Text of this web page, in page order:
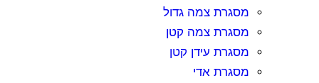
מסגרת צמה גדול
מסגרת צמה קטן
מסגרת עידן קטן
מסגרת אדי